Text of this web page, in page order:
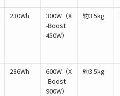
230Wh
300W（X
-Boost
450W）
約3.5kg
286Wh
600W（X
-Boost
900W）
約3.5kg